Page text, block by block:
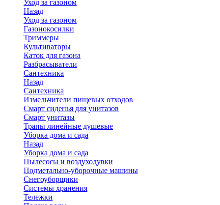
Уход за газоном
Назад
Уход за газоном
Газонокосилки
Триммеры
Культиваторы
Каток для газона
Разбрасыватели
Сантехника
Назад
Сантехника
Измельчители пищевых отходов
Смарт сиденья для унитазов
Смарт унитазы
Трапы линейные душевые
Уборка дома и сада
Назад
Уборка дома и сада
Пылесосы и воздуходувки
Подметально-уборочные машины
Снегоуборщики
Системы хранения
Тележки